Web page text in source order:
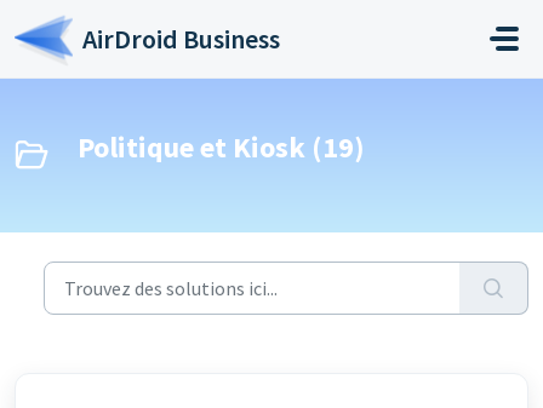
Passer au contenu principal
AirDroid Business
Politique et Kiosk (19)